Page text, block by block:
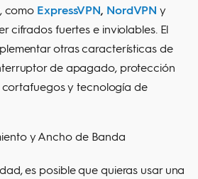
como ExpressVPN, NordVPN y
cifrados fuertes e inviolables. El
otras características de
de apagado, protección
y tecnología de
y Ancho de Banda
es posible que quieras usar una